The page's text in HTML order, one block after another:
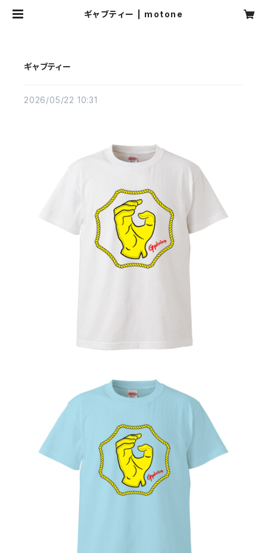
ギャブティー | motone
ギャブティー
2026/05/22 10:31